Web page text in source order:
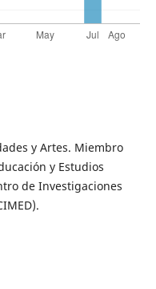
y Artes. Miembro
y Estudios
de Investigaciones